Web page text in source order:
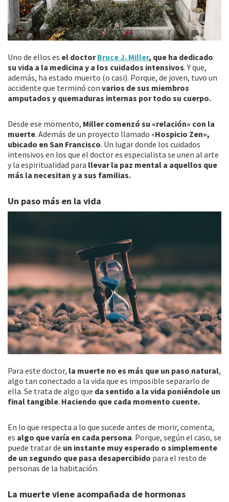
Uno de ellos es el doctorBruce J. Miller, que ha dedicado
su vida a la medicina y a los cuidados intensivos. Y que,
además, ha estado muerto (o casi). Porque, de joven, tuvo un
accidente que terminó con varios de sus miembros
amputados y quemaduras internas por todo su cuerpo.
Desde ese momento, Miller comenzó su «relación» con la
muerte. Además de un proyecto llamado «Hospicio Zen»,
ubicado en San Francisco. Un lugar donde los cuidados
intensivos en los que el doctor es especialista se unen al arte
y la espiritualidad para llevar la paz mental a aquellos que
más la necesitan y a sus familias.
Un paso más en la vida
Para este doctor, la muerte no es más que un paso natural,
algo tan conectado a la vida que es imposible separarlo de
ella. Se trata de algo que da sentido a la vida poniéndole un
final tangible. Haciendo que cada momento cuente.
En lo que respecta a lo que sucede antes de morir, comenta,
es algo que varía en cada persona. Porque, según el caso, se
puede tratar de un instante muy esperado o simplemente
de un segundo que pasa desapercibido para el resto de
personas de la habitación.
La muerte viene acompañada de hormonas